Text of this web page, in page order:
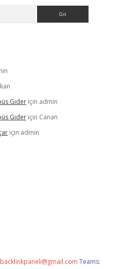
Gider için admin
Gider için Canan
için admin
backlinkpaneli@gmail.com Teams: